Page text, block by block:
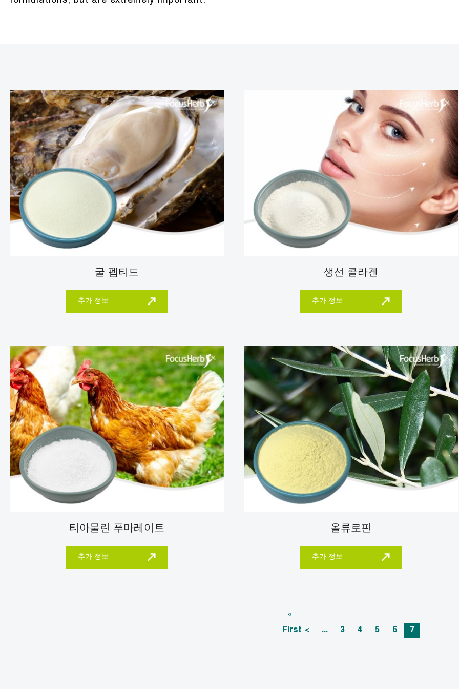
굴 펩티드
추가 정보
생선 콜라겐
추가 정보
티아물린 푸마레이트
추가 정보
올류로핀
추가 정보
«
First < ... 3 4 5 6 7